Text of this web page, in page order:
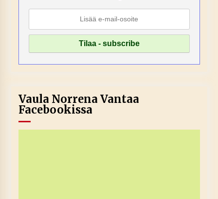
Vaula Norrena Vantaa
Facebookissa